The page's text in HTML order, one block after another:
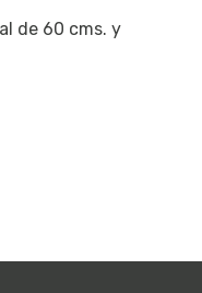
de 60 cms. y